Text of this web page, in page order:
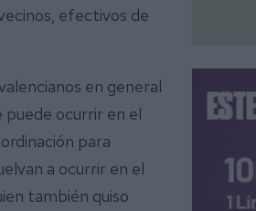
efectivos de
en general
puede ocurrir en el
para
a ocurrir en el
también quiso